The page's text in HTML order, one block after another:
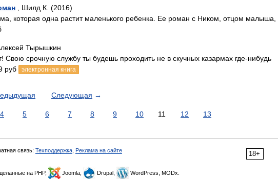
, Шилд К. (2016)
которая одна растит маленького ребенка. Ее роман с Ником, отцом малыша,
Тырышкин
Свою срочную службу ты будешь проходить не в скучных казармах где-нибудь
руб
электронная книга
Следующая →
4 5 6 7 8 9 10 11 12 13
18+
связь: Техподдержка Реклама на сайте
на PHP, Joomla, Drupal, WordPress, MODx.